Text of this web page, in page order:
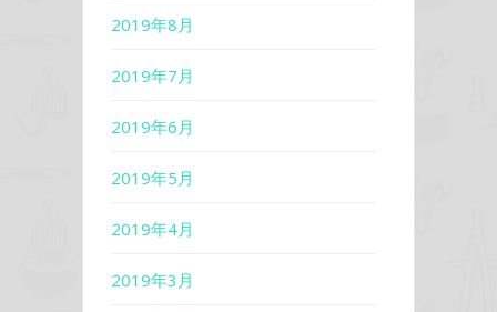
2019年8月
2019年7月
2019年6月
2019年5月
2019年4月
2019年3月